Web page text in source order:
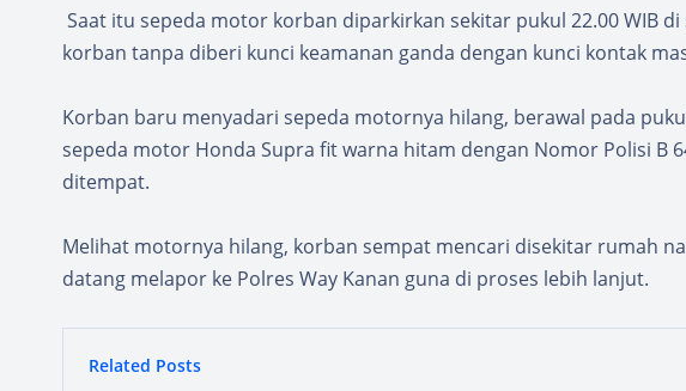
Saat itu sepeda motor korban diparkirkan sekitar pukul 22.00 WIB
korban tanpa diberi kunci keamanan ganda dengan kunci kontak
Korban baru menyadari sepeda motornya hilang, berawal pada
sepeda motor Honda Supra fit warna hitam dengan Nomor Polisi B
ditempat.
Melihat motornya hilang, korban sempat mencari disekitar rumah
datang melapor ke Polres Way Kanan guna di proses lebih lanjut.
Related Posts